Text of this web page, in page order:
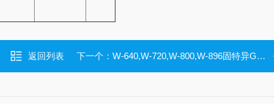
返回列表 下一个： W-640,W-720,W-800,W-896固特异GOODYEAR人字齿同步带